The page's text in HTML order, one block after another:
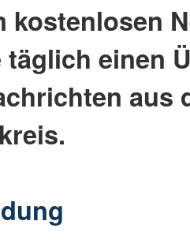
kostenlosen
täglich einen
aus